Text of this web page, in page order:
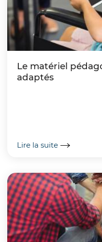
Le matériel
adaptés
Lire la suite